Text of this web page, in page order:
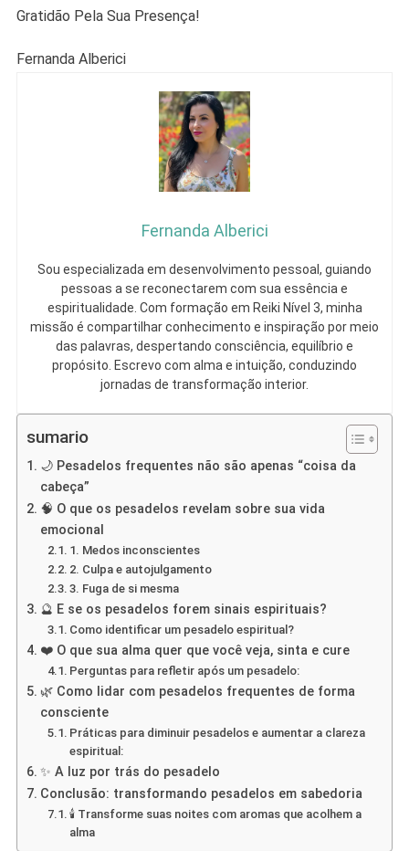
Gratidão Pela Sua Presença!
Fernanda Alberici
Fernanda Alberici
Sou especializada em desenvolvimento pessoal, guiando
pessoas a se reconectarem com sua essência e
espiritualidade. Com formação em Reiki Nível 3, minha
missão é compartilhar conhecimento e inspiração por meio
das palavras, despertando consciência, equilíbrio e
propósito. Escrevo com alma e intuição, conduzindo
jornadas de transformação interior.
sumario
🌙 Pesadelos frequentes não são apenas “coisa da
cabeça”
🧠 O que os pesadelos revelam sobre sua vida
emocional
1. Medos inconscientes
2. Culpa e autojulgamento
3. Fuga de si mesma
🔮 E se os pesadelos forem sinais espirituais?
Como identificar um pesadelo espiritual?
❤️ O que sua alma quer que você veja, sinta e cure
Perguntas para refletir após um pesadelo:
🌿 Como lidar com pesadelos frequentes de forma
consciente
Práticas para diminuir pesadelos e aumentar a clareza
espiritual:
✨ A luz por trás do pesadelo
Conclusão: transformando pesadelos em sabedoria
🕯️ Transforme suas noites com aromas que acolhem a
alma